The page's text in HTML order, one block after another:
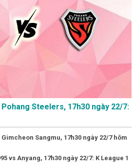
Steelers, 17h30 ngày 22/7:
Sangmu, 17h30 ngày 22/7 hôm
vs Anyang, 17h30 ngày 22/7: K League 1